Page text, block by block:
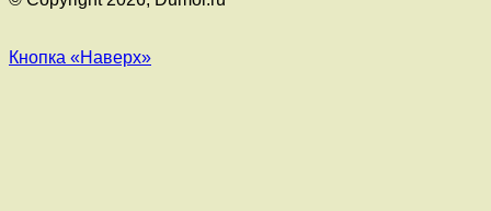
Кнопка «Наверх»